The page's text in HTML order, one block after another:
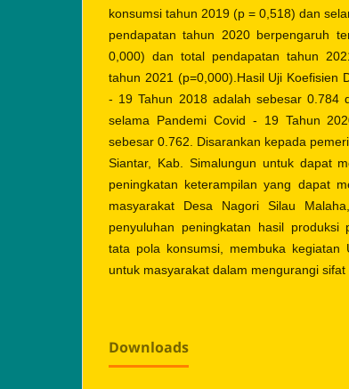
konsumsi tahun 2019 (p = 0,518) dan
pendapatan tahun 2020 berpengaruh
0,000) dan total pendapatan tahun
tahun 2021 (p=0,000).Hasil Uji Koefisien
- 19 Tahun 2018 adalah sebesar 0.784
selama Pandemi Covid - 19 Tahun
sebesar 0.762. Disarankan kepada
Siantar, Kab. Simalungun untuk dapat
peningkatan keterampilan yang dapat
masyarakat Desa Nagori Silau
penyuluhan peningkatan hasil produksi
tata pola konsumsi, membuka kegiatan
untuk masyarakat dalam mengurangi
Downloads